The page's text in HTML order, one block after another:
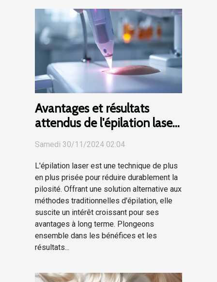
Avantages et résultats
attendus de l'épilation laser
Samedi 30/11/2024 02:04
L'épilation laser est une technique de plus
en plus prisée pour réduire durablement la
pilosité. Offrant une solution alternative aux
méthodes traditionnelles d'épilation, elle
suscite un intérêt croissant pour ses
avantages à long terme. Plongeons
ensemble dans les bénéfices et les
résultats...